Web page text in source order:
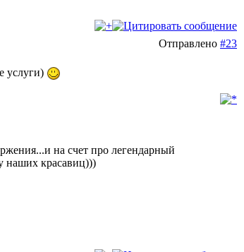
Отправлено #23
услуги)
на счет про легендарный
наших красавиц)))